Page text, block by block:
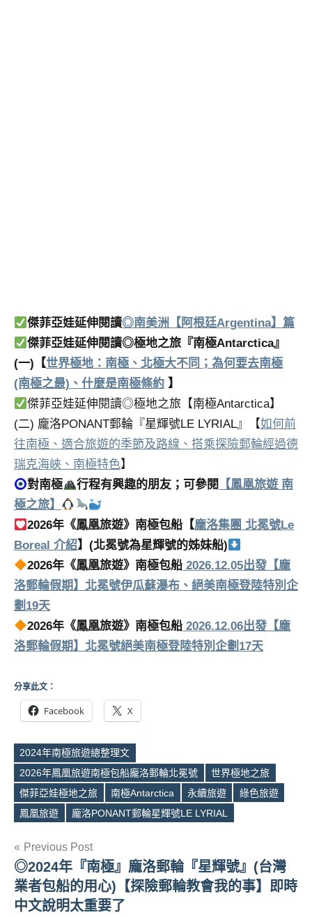
傑菲亞娃延伸閱讀◎南美洲【阿根廷Argentina】篇
傑菲亞娃延伸閱讀◎極地之旅『南極Antarctica』
(一)【世界極地：南極、北極大不同；為何要去南極
(南極之最)、什麼是南極條約 】
傑菲亞娃延伸閱讀◎極地之旅【南極Antarctica】
(二) 龐洛PONANT郵輪『星輝號LE LYRIAL』【如何前
往南極、適合旅遊的季節及路線、搭乘探險郵輪經過德
瑞克海峽、南極特色】
對南極
行程有興趣的朋友；可參閱 【鳳凰旅遊 南
極之旅】
2026年《鳳凰旅遊》南極包船【龐洛集團 北冕號Le
Boreal 介紹】(北冕號為星輝號的姊妹船)
2026年《鳳凰旅遊》南極包船 2026.12.05出發【龐
洛郵輪假期】北冕號伊瓜蘇瀑布、絕美南極登陸特別企
劃19天
2026年《鳳凰旅遊》南極包船 2026.12.06出發【龐
洛郵輪假期】北冕號絕美南極登陸特別企劃17天
分享此文：
Facebook X
Tags
2024年南極旅遊總整理文
2026年鳳凰旅遊南極包船龐洛郵輪北冕號
世界極地之旅
傑菲亞娃極地之旅
南極Antarctica 永續旅遊
綠色旅遊
鳳凰旅遊
龐洛PONANT郵輪星輝號LE LYRIAL
文
章
導
Previous Post
◎2024年『南極』龐洛郵輪『星輝號』(台灣
業者包船的用心)【探險郵輪教會我的事】即時
中文說明太重要了